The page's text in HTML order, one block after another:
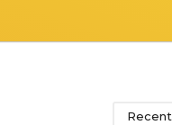
Recent